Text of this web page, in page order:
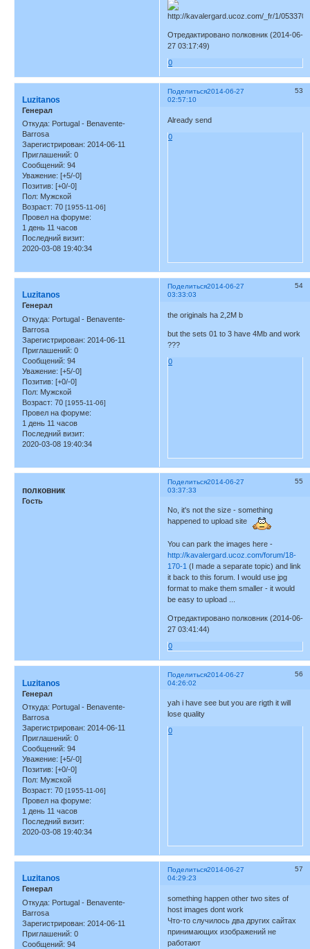
Отредактировано полковник (2014-06-
27 03:17:49)
0
Поделиться 53
2014-06-27
02:57:10
Luzitanos
Генерал
Откуда: Portugal - Benavente-
Barrosa
Зарегистрирован: 2014-06-11
Приглашений: 0
Сообщений: 94
Уважение: [+5/-0]
Позитив: [+0/-0]
Пол: Мужской
Возраст: 70 [1955-11-06]
Провел на форуме:
1 день 11 часов
Последний визит:
2020-03-08 19:40:34
Already send
0
Поделиться 54
2014-06-27
03:33:03
Luzitanos
Генерал
Откуда: Portugal - Benavente-
Barrosa
Зарегистрирован: 2014-06-11
Приглашений: 0
Сообщений: 94
Уважение: [+5/-0]
Позитив: [+0/-0]
Пол: Мужской
Возраст: 70 [1955-11-06]
Провел на форуме:
1 день 11 часов
Последний визит:
2020-03-08 19:40:34
the originals ha 2,2M b
but the sets 01 to 3 have 4Mb and work
???
0
Поделиться 55
2014-06-27
03:37:33
полковник
Гость
No, it's not the size - something
happened to upload site
You can park the images here -
http://kavalergard.ucoz.com/forum/18-
170-1 (I made a separate topic) and link
it back to this forum. I would use jpg
format to make them smaller - it would
be easy to upload ...
Отредактировано полковник (2014-06-
27 03:41:44)
0
Поделиться 56
2014-06-27
04:26:02
Luzitanos
Генерал
Откуда: Portugal - Benavente-
Barrosa
Зарегистрирован: 2014-06-11
Приглашений: 0
Сообщений: 94
Уважение: [+5/-0]
Позитив: [+0/-0]
Пол: Мужской
Возраст: 70 [1955-11-06]
Провел на форуме:
1 день 11 часов
Последний визит:
2020-03-08 19:40:34
yah i have see but you are rigth it will
lose quality
0
Поделиться 57
2014-06-27
04:29:23
Luzitanos
Генерал
Откуда: Portugal - Benavente-
Barrosa
Зарегистрирован: 2014-06-11
Приглашений: 0
Сообщений: 94
something happen other two sites of
host images dont work
Что-то случилось два других сайтах
принимающих изображений не
работают